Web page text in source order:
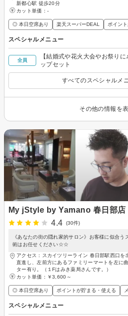
新都心駅 徒歩20分
カット単価： -
◎ 本日空席あり 楽天スーパーDEAL ポイン
スペシャルメニュー
全員
【結婚式や花火大会やお祭り
ップセット
すべてのスペシャルメ
その他の情報を
My jStyle by Yamano 春日部店
4.4
(30件)
《あなたの街の隠れ家的サロン》お客様に似合
術はお任せください☆☆
アクセス：スカイツリーライン 春日部駅西口を
直進し、左前方にあるファミリーマートを左に
ター有り。（１Fはみき薬局さんです。）
カット単価： ￥3,600～
◎ 本日空席あり ポイントが貯まる・使える
スペシャルメニュー